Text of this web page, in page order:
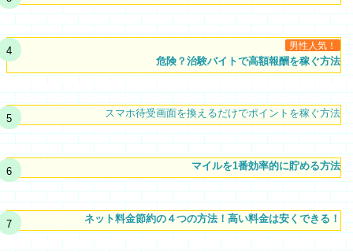
男性人気！
危険？治験バイトで高額報酬を稼ぐ方法
スマホ待受画面を換えるだけでポイントを稼ぐ方法
マイルを1番効率的に貯める方法
ネット料金節約の４つの方法！高い料金は安くできる！